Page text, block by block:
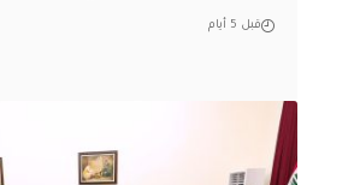
قبل 5 أيام